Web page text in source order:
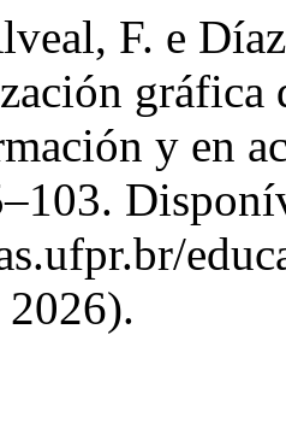
F. e
gráfica
y en
2026).